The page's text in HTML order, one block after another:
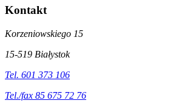
Kontakt
Korzeniowskiego 15
15-519 Białystok
Tel. 601 373 106
Tel./fax 85 675 72 76